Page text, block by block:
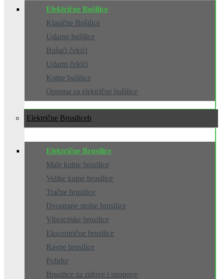
Električne Bušilice
Klasične Bušilice
Udarne bušilice
Bušaći čekići
Udarni čekići
Kutne bušilice
Oprema za električne bušilice
Električne Brusilice
Električne Brusilice
Male kutne brusilice
Velike kutne brusilice
Tračne brusilice
Dvostrane stolne brusilice
Vibracijske brusilice
Ekscentrične brusilice
Ravne brusilice
Polirke
Brusilice za zidove i stropove